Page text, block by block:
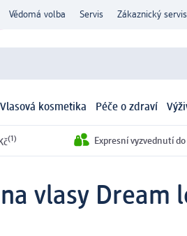
Vědomá volba Servis Zákaznický servis
Vlasová kosmetika Péče o zdraví
(1) Expresní vyzvednutí
vlasy Dream